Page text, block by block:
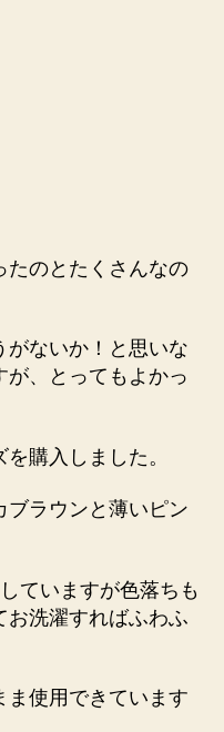
たのとたくさんなの
がないか！と思いな
、
とってもよかっ
購入しました。
ブラウンと薄いピン
ていますが色落ちも
お洗濯すればふわふ
ま使用できています